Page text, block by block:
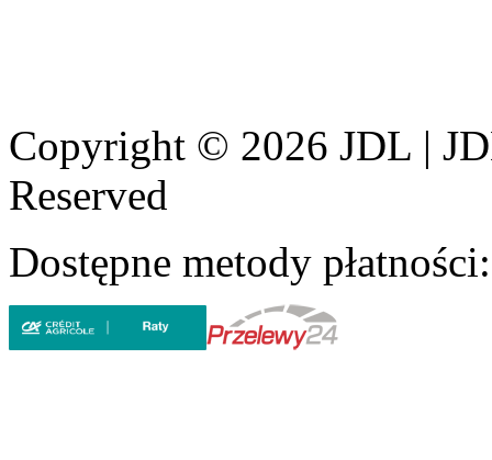
Copyright © 2026 JDL |
Reserved
Dostępne metody płatności: